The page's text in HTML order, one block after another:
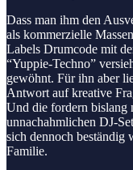
Dass man ihm den
als kommerzielle
Labels Drumcode mit
“Yuppie-Techno”
gewöhnt. Für ihn aber
Antwort auf kreative
Und die fordern bislang
unnachahmlichen DJ-
sich dennoch beständig
Familie.